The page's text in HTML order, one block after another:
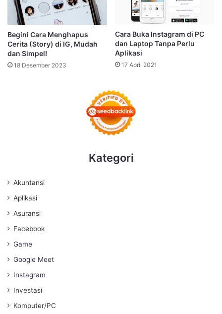
Begini Cara Menghapus
Cerita (Story) di IG, Mudah
dan Simpel!
18 Desember 2023
Cara Buka Instagram di PC
dan Laptop Tanpa Perlu
Aplikasi
17 April 2021
Kategori
Akuntansi
Aplikasi
Asuransi
Facebook
Game
Google Meet
Instagram
Investasi
Komputer/PC